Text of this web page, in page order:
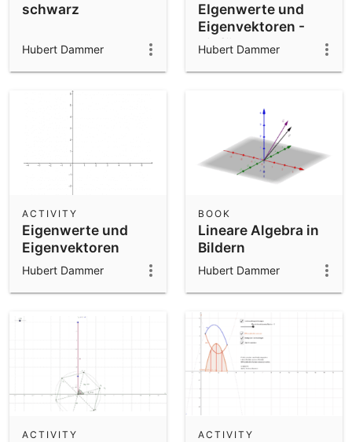
Community Resources
App Downloads
Get started with the GeoGebra Apps
schwarz
Hubert Dammer
EIgenwerte und
Eigenvektoren -
Einführung
Hubert Dammer
Eigenwerte und
Eigenvektoren
ACTIVITY
Hubert Dammer
Lineare Algebra in
Bildern
BOOK
Hubert Dammer
ACTIVITY ACTIVITY